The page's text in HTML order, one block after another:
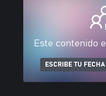
Este contenido
ESCRIBE TU